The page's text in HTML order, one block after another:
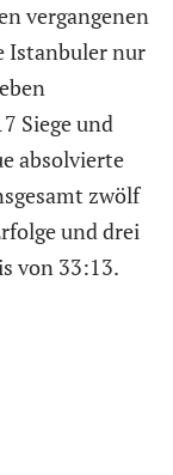
vergangenen
Istanbuler nur
Siege und
absolvierte
zwölf
und drei
von 33:13.